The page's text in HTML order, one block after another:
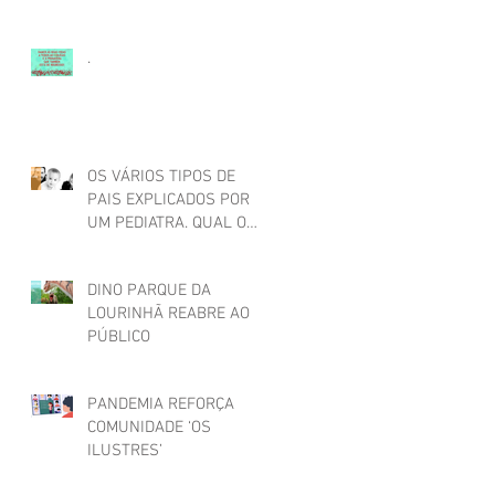
.
OS VÁRIOS TIPOS DE
PAIS EXPLICADOS POR
UM PEDIATRA. QUAL O
DINO PARQUE DA
LOURINHÃ REABRE AO
PÚBLICO
PANDEMIA REFORÇA
COMUNIDADE ‘OS
ILUSTRES’